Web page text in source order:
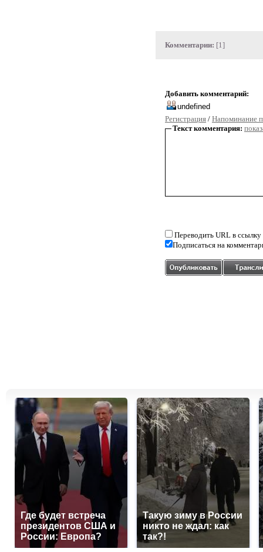
Комментарии: [1]
Добавить комментарий:
Регистрация / Напоминание
Текст комментария:
Переводить URL в ссылку
Подписаться на
Где будет встреча
президентов США и
России: Европа?
Такую зиму в России
никто не ждал: как
так?!